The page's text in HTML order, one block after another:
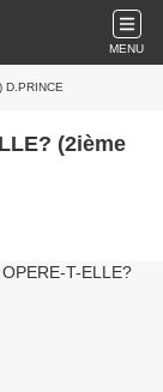
MENU
D.PRINCE
(2ième